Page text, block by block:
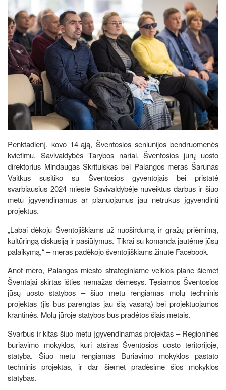
Penktadienį, kovo 14-ąją, Šventosios seniūnijos bendruomenės
kvietimu, Savivaldybės Tarybos nariai, Šventosios jūrų uosto
direktorius Mindaugas Skritulskas bei Palangos meras Šarūnas
Vaitkus susitiko su Šventosios gyventojais bei pristatė
svarbiausius 2024 mieste Savivaldybėje nuveiktus darbus ir šiuo
metu įgyvendinamus ar planuojamus jau netrukus įgyvendinti
projektus.
„Labai dėkoju Šventojiškiams už nuoširdumą ir gražų priėmimą,
kultūringą diskusiją ir pasiūlymus. Tikrai su komanda jautėme jūsų
palaikymą,“ – meras padėkojo šventojiškiams žinute Facebook.
Anot mero, Palangos miesto strateginiame veiklos plane šiemet
Šventajai skirtas išties nemažas dėmesys. Tęsiamos Šventosios
jūsų uosto statybos – šiuo metu rengiamas molų techninis
projektas (jis bus parengtas jau šią vasarą) bei projektuojamos
krantinės. Molų jūroje statybos bus pradėtos šiais metais.
Svarbus ir kitas šiuo metu įgyvendinamas projektas – Regioninės
buriavimo mokyklos, kuri atsiras Šventosios uosto teritorijoje,
statyba. Šiuo metu rengiamas Buriavimo mokyklos pastato
techninis projektas, ir dar šiemet pradėsime šios mokyklos
statybas.